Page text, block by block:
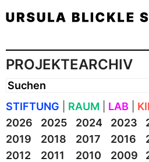
PROJEKTEARCHIV
STIFTUNG RAUM LAB
2026
2025 2024 2023
2019
2018 2017 2016
2012
2011 2010 2009